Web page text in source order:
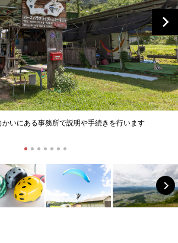
かいにある事務所で説明や手続きを行います